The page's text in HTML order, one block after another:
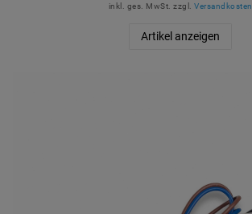
inkl. ges. MwSt. zzgl. Versandkosten
Artikel anzeigen